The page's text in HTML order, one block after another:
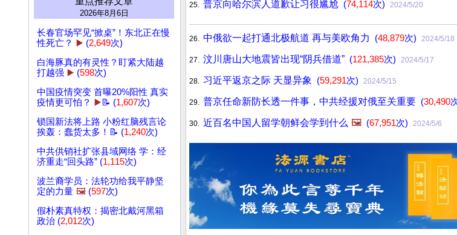
2026年8月6日
长春官场罕见“掀桌”！东北正在慢
性死亡？
▶️ (2,649次)
白海豚真的有灵性？盯紧大陆越
打越强 ▶️ (598次)
中国疫情突变 首曝20%阳性 真实
疫情更可怕？
▶️📝 (1,607次)
锁国新法将上路 小粉红脑残言论
挨轰：蠢货太多！📝 (1,240次)
中共供销社扩张县域网络 学：经
济重走“回头路” (1,115次)
波兰裔学员：法轮功给我平静坚
定的力量 🖼️ (597次)
假朴素真特权：揭密北戴河黑箱
政治 (2,012次)
25. 普京向哈尔滨人道歉让习很尴尬 (74,114次) 2024/5/20
26. 中俄欲一起打通北极航道 再与美欧角力 (48,879次) 2024/5/18
27. 汶川唐山大地震皆出现“阴兵借道” (121,385次) 2024/5/17
28. 习近平返京之际 天显异象 (59,291次) 2024/5/15
29. 普京任命新防长透一件事，中共经援对俄至关重要 (30,490
30. 近百名中国人留学朝鲜会学到什么 🖼️ (67,951次) 2024/5/6